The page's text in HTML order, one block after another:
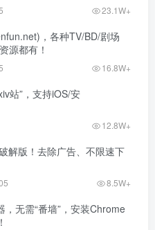
23.1W+
，各种TV/BD/剧场
源都有！
16.8W+
站”，支持iOS/安
12.8W+
解版！去除广告、不限速下
8.5W+
，无需“番墙”，安装Chrome